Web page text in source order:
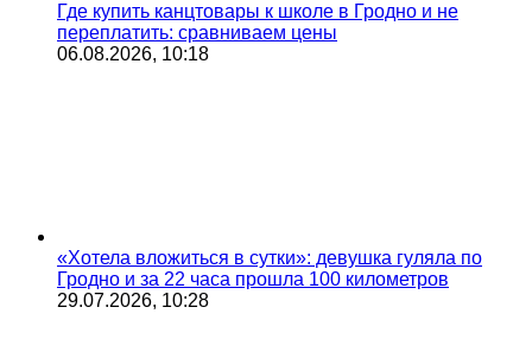
Где купить канцтовары к школе в Гродно и не
переплатить: сравниваем цены
06.08.2026, 10:18
«Хотела вложиться в сутки»: девушка гуляла по
Гродно и за 22 часа прошла 100 километров
29.07.2026, 10:28